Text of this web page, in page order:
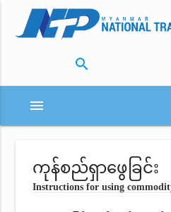
search
menu
ကုန်စည်ရှာဖွေခြင်း
Instructions for using